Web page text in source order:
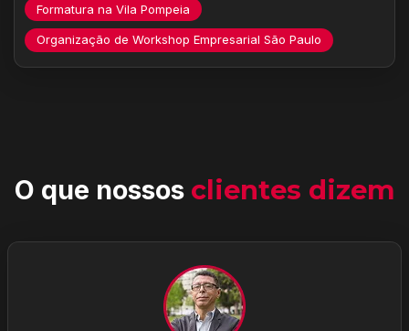
Formatura na Vila Pompeia
Organização de Workshop Empresarial São Paulo
O que nossos clientes dizem